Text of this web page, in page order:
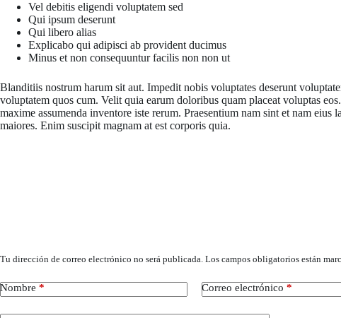
Vel debitis eligendi voluptatem sed
Qui ipsum deserunt
Qui libero alias
Explicabo qui adipisci ab provident ducimus
Minus et non consequuntur facilis non non ut
Blanditiis nostrum harum sit aut. Impedit nobis voluptates deserunt
voluptatem quos cum. Velit quia earum doloribus quam placeat voluptas
maxime assumenda inventore iste rerum. Praesentium nam sint et nam
maiores. Enim suscipit magnam at est corporis quia.
Tu dirección de correo electrónico no será publicada. Los campos obligatorios están
Nombre * Correo electrónico *